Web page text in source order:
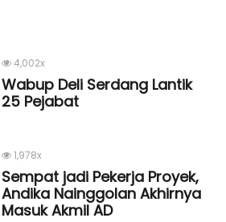
4,002x
Wabup Deli Serdang Lantik
25 Pejabat
1,978x
Sempat jadi Pekerja Proyek,
Andika Nainggolan Akhirnya
Masuk Akmil AD